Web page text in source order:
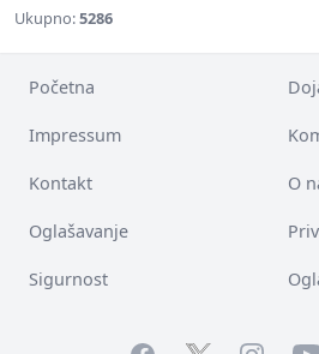
Ukupno:5286
Početna
Impressum
Kontakt O
Oglašavanje
Sigurnost